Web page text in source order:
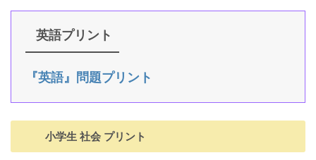
英語プリント
『英語』問題プリント
小学生 社会 プリント